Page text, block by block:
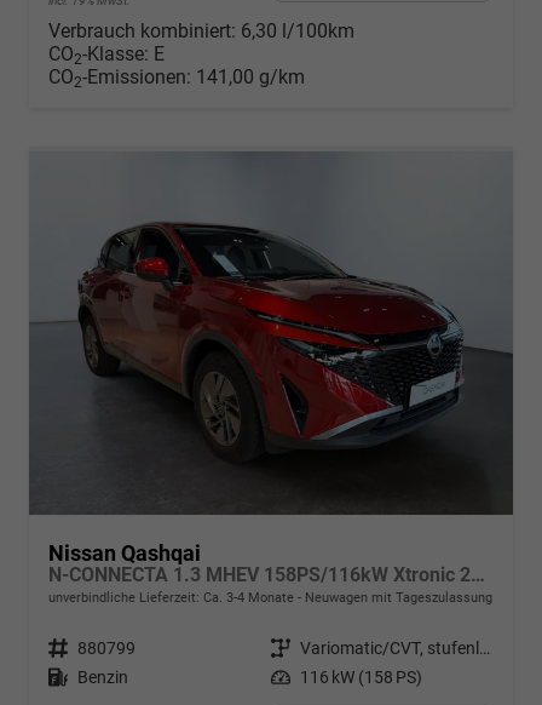
Verbrauch kombiniert: 6,30 l/100km
CO2-Klasse: E
CO2-Emissionen: 141,00 g/km
Nissan Qashqai
N-CONNECTA 1.3 MHEV 158PS/116kW Xtronic 2026
unverbindliche Lieferzeit: Ca. 3-4 Monate Neuwagen mit Tageszulassung
Fahrzeugnr. 880799 Getriebe
Variomatic/CVT, stufenlos
Kraftstoff Benzin Leistung 116 kW (158 PS)